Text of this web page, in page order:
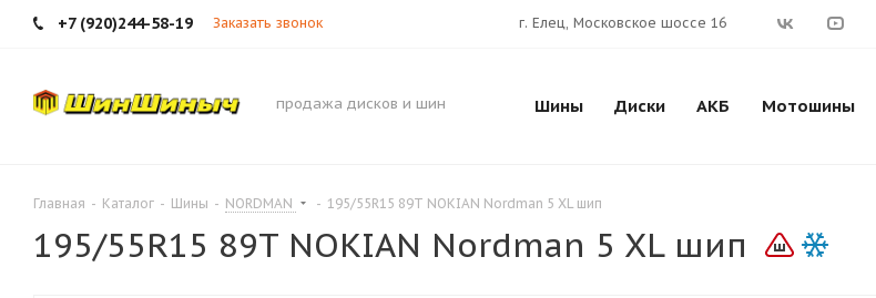
+7 (920)244-58-19 Заказать звонок г. Елец, Московское шоссе 16
продажа дисков и шин Шины Диски АКБ Мотошины
Главная - Каталог - Шины - NORDMAN - 195/55R15 89T NOKIAN Nordman 5 XL шип
195/55R15 89T NOKIAN Nordman 5 XL шип